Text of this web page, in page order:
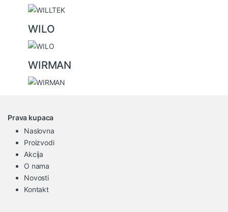
WILO
WIRMAN
Prava kupaca
Naslovna
Proizvodi
Akcija
O nama
Novosti
Kontakt